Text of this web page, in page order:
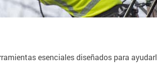
esenciales diseñados para